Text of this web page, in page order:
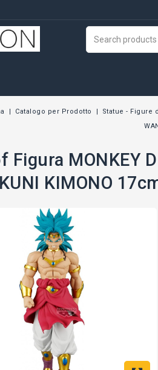
Catalogo per Prodotto Statue - Figure
Figura MONKEY
KIMONO